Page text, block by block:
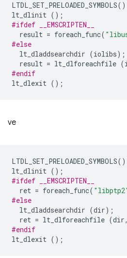
LTDL_SET_PRELOADED_SYMBOLS
lt_dlinit ();
#ifdef __EMSCRIPTEN__
result = foreach_func(
#else
lt_dladdsearchdir (iolibs);
result = lt_dlforeachfile (
#endif
lt_dlexit ();
ve
LTDL_SET_PRELOADED_SYMBOLS
lt_dlinit ();
#ifdef __EMSCRIPTEN__
ret = foreach_func(
#else
lt_dladdsearchdir (dir);
ret = lt_dlforeachfile (dir,
#endif
lt_dlexit ();